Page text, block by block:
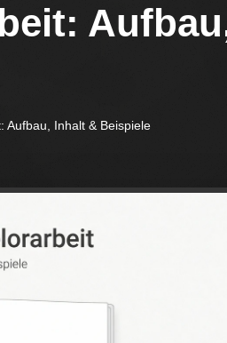
Aufbau, Inhalt & Beispiele